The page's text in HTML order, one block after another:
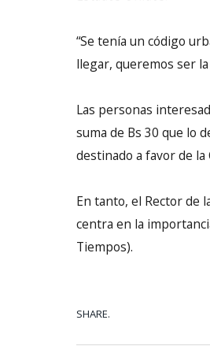
“Se tenía un código
llegar, queremos ser
Las personas
suma de Bs 30 que lo
destinado a favor de la
En tanto, el Rector de
centra en la
Tiempos).
SHARE.